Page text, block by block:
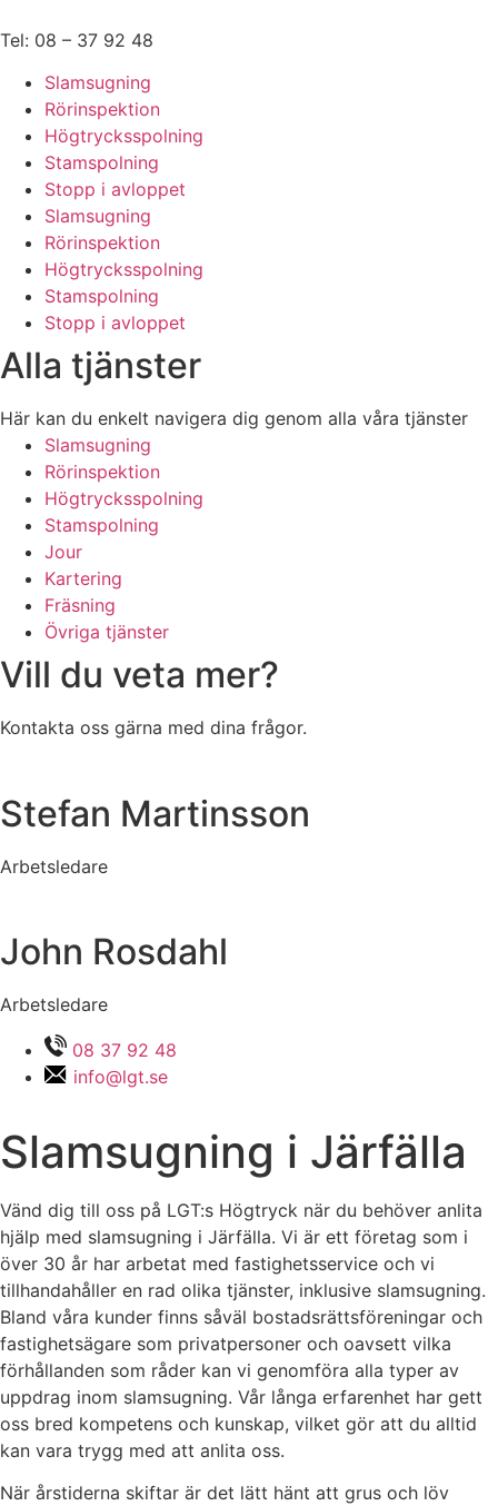
till
Tel: 08 – 37 92 48
Slamsugning
Rörinspektion
Högtrycksspolning
Stamspolning
Stopp i avloppet
Slamsugning
Rörinspektion
Högtrycksspolning
Stamspolning
Stopp i avloppet
Alla tjänster
Här kan du enkelt navigera dig genom alla våra tjänster
Slamsugning
Rörinspektion
Högtrycksspolning
Stamspolning
Jour
Kartering
Fräsning
Övriga tjänster
Vill du veta mer?
Kontakta oss gärna med dina frågor.
Stefan Martinsson
Arbetsledare
John Rosdahl
Arbetsledare
08 37 92 48
info@lgt.se
Slamsugning i Järfälla
Vänd dig till oss på LGT:s Högtryck när du behöver anlita
hjälp med slamsugning i Järfälla. Vi är ett företag som i
över 30 år har arbetat med fastighetsservice och vi
tillhandahåller en rad olika tjänster, inklusive slamsugning.
Bland våra kunder finns såväl bostadsrättsföreningar och
fastighetsägare som privatpersoner och oavsett vilka
förhållanden som råder kan vi genomföra alla typer av
uppdrag inom slamsugning. Vår långa erfarenhet har gett
oss bred kompetens och kunskap, vilket gör att du alltid
kan vara trygg med att anlita oss.
När årstiderna skiftar är det lätt hänt att grus och löv